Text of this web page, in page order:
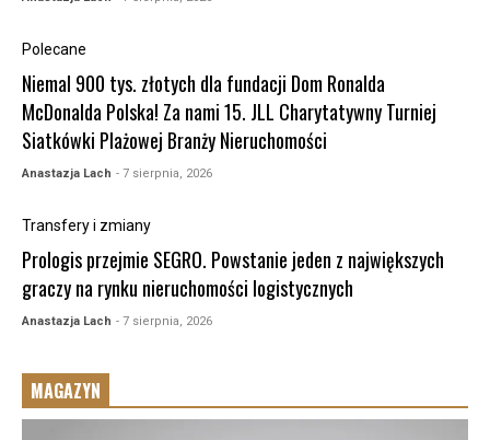
Polecane
Niemal 900 tys. złotych dla fundacji Dom Ronalda
McDonalda Polska! Za nami 15. JLL Charytatywny Turniej
Siatkówki Plażowej Branży Nieruchomości
Anastazja Lach - 7 sierpnia, 2026
Transfery i zmiany
Prologis przejmie SEGRO. Powstanie jeden z największych
graczy na rynku nieruchomości logistycznych
Anastazja Lach - 7 sierpnia, 2026
MAGAZYN